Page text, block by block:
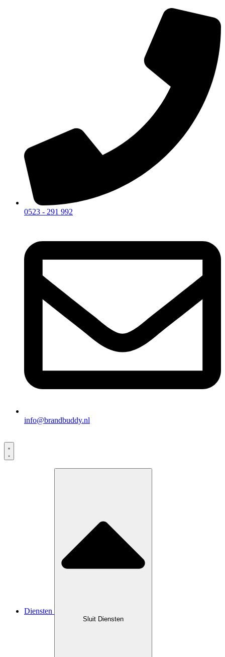
0523 - 291 992
info@brandbuddy.nl
Diensten
Sluit Diensten